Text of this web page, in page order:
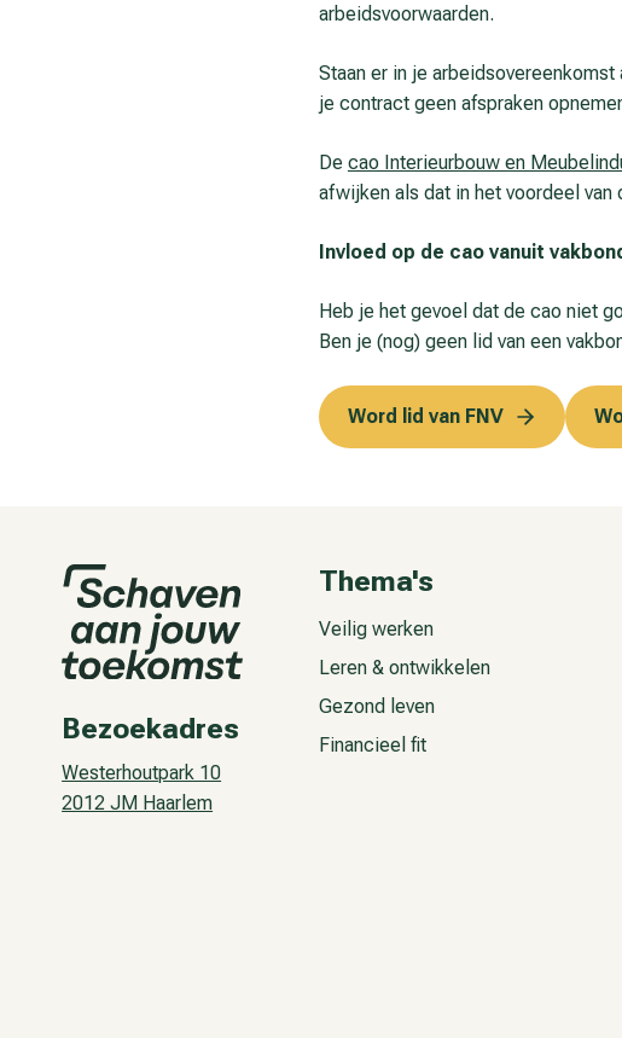
arbeidsvoorwaarden.
Staan er in je
je contract geen afspraken
De cao Interieurbouw en
afwijken als dat in het voordeel
In­vloed op de cao van­uit
Heb je het gevoel dat de cao niet
Ben je (nog) geen lid van een
Word lid van FNV
Bezoekadres
Westerhoutpark 10
2012 JM Haarlem
Thema's
Veilig werken
Leren & ontwikkelen
Gezond leven
Financieel fit